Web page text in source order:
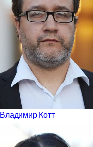
Владимир Котт